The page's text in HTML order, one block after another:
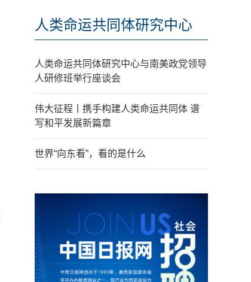
人类命运共同体研究中心
人类命运共同体研究中心与南美政党领导
人研修班举行座谈会
伟大征程丨携手构建人类命运共同体 谱
写和平发展新篇章
世界“向东看”，看的是什么